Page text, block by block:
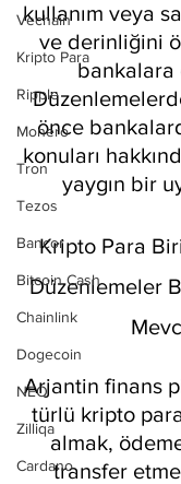
Vechain
Kripto Para
Ripple
Monero
Tron
Tezos
Bancor
Bitcoin Cash
Chainlink
Dogecoin
NEO
Zilliqa
Cardano
kullanım veya
ve derinliğini
bankalara
önce
konuları
yaygın bir
Kripto Para
Düzenlemeler
Arjantin finans
türlü kripto
almak,
transfer